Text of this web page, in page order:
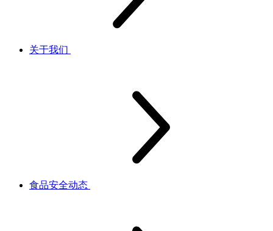
关于我们
食品安全动态